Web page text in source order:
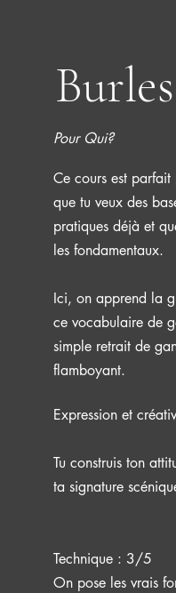
Pour Qui?
Ce cours est
que tu veux des
pratiques déjà et
les fondamentaux.
Ici, on apprend la
ce vocabulaire de
simple retrait de
flamboyant.
Expression et
Tu construis ton
ta signature
Technique : 3/5
On pose les vrais